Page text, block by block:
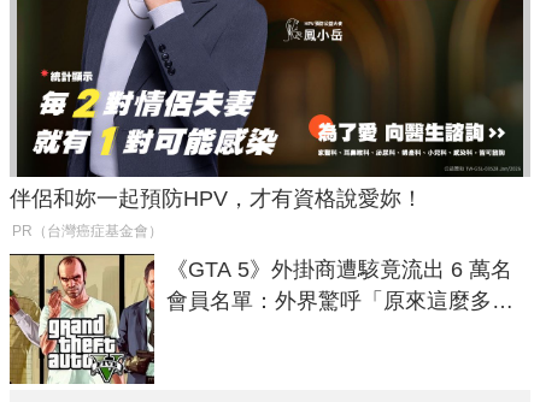
伴侶和妳一起預防HPV，才有資格說愛妳！
PR（台灣癌症基金會）
《GTA 5》外掛商遭駭竟流出 6 萬名
會員名單：外界驚呼「原來這麼多人